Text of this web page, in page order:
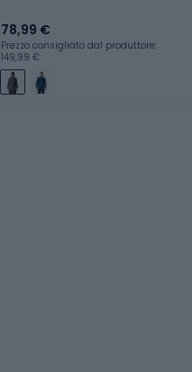
78,99 €
Prezzo consigliato dal produttore:
149,99 €